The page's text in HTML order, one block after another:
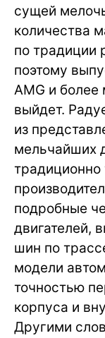
сущей
количества
по традиции
поэтому
AMG и
выйдет.
из
мельчайших
традиционно
подробные
двигателей,
шин по
модели
точностью
корпуса и
Другими